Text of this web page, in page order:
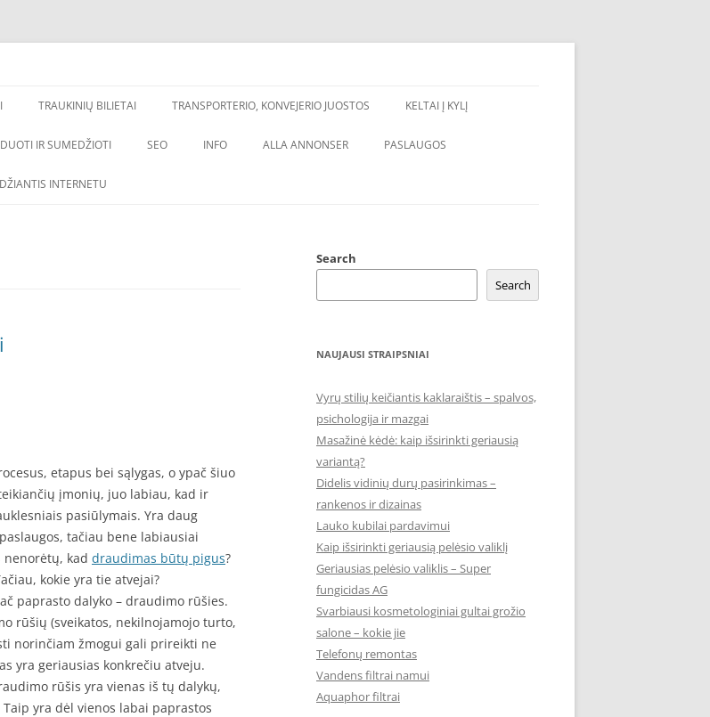
TRAUKINIŲ BILIETAI TRANSPORTERIO, KONVEJERIO JUOSTOS KELTAI Į KYLĮ
IR SUMEDŽIOTI SEO INFO ALLA ANNONSER PASLAUGOS
INTERNETU
etapus bei sąlygas, o ypač šiuo
įmonių, juo labiau, kad ir
pasiūlymais. Yra daug
tačiau bene labiausiai
nenorėtų, kad draudimas būtų pigus?
kokie yra tie atvejai?
paprasto dalyko – draudimo rūšies.
rūšių (sveikatos, nekilnojamojo turto,
norinčiam žmogui gali prireikti ne
yra geriausias konkrečiu atveju.
rūšis yra vienas iš tų dalykų,
yra dėl vienos labai paprastos
Search
Search
NAUJAUSI STRAIPSNIAI
Vyrų stilių keičiantis kaklaraištis – spalvos,
psichologija ir mazgai
Masažinė kėdė: kaip išsirinkti geriausią
variantą?
Didelis vidinių durų pasirinkimas –
rankenos ir dizainas
Lauko kubilai pardavimui
Kaip išsirinkti geriausią pelėsio valiklį
Geriausias pelėsio valiklis – Super
fungicidas AG
Svarbiausi kosmetologiniai gultai grožio
salone – kokie jie
Telefonų remontas
Vandens filtrai namui
Aquaphor filtrai